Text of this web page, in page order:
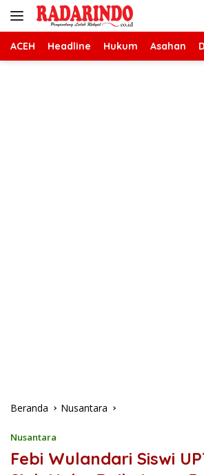
Langsung
ACEH Headline Hukum Asahan
Beranda Nusantara
Nusantara
Febi Wulandari Siswi